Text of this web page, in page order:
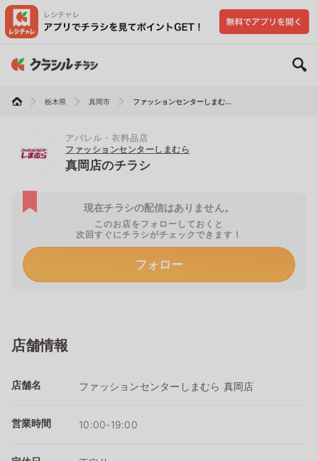
栃木県 真岡市 ファッションセンターしまむ...
アパレル・衣料品店
ファッションセンターしまむら
真岡店のチラシ
現在チラシの配信はありません。
このお店をフォローしておくと
次回すぐにチラシがチェックできます！
フォロー
店舗情報
店舗名 ファッションセンターしまむら 真岡店
営業時間 10:00-19:00